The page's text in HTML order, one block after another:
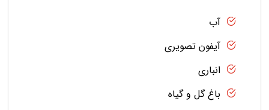
آب
آیفون تصویری
انباری
باغ گل و گیاه